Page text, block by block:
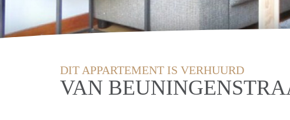
DIT APPARTEMENT IS VERHUURD
VAN